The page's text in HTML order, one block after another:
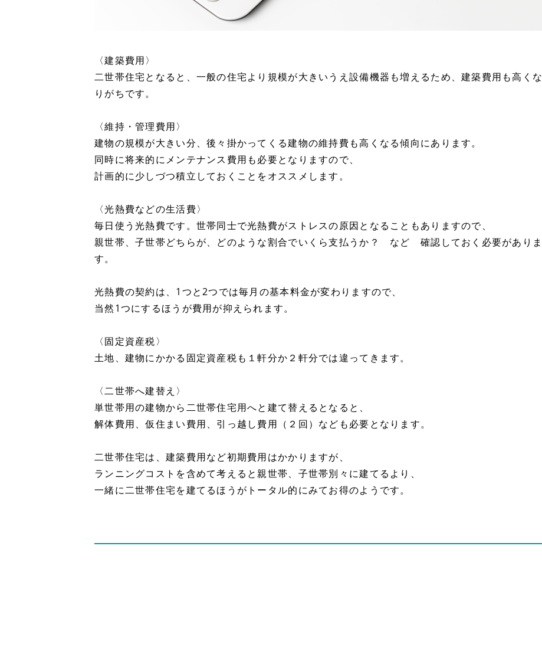
〈建築費用〉
二世帯住宅となると、一般の住宅より規模が大きいうえ設備機器も増えるため、建築費用も高くな
りがちです。
〈維持・管理費用〉
建物の規模が大きい分、後々掛かってくる建物の維持費も高くなる傾向にあります。
同時に将来的にメンテナンス費用も必要となりますので、
計画的に少しづつ積立しておくことをオススメします。
〈光熱費などの生活費〉
毎日使う光熱費です。世帯同士で光熱費がストレスの原因となることもありますので、
親世帯、子世帯どちらが、どのような割合でいくら支払うか？ など 確認しておく必要がありま
す。
光熱費の契約は、1つと2つでは毎月の基本料金が変わりますので、
当然1つにするほうが費用が抑えられます。
〈固定資産税〉
土地、建物にかかる固定資産税も１軒分か２軒分では違ってきます。
〈二世帯へ建替え〉
単世帯用の建物から二世帯住宅用へと建て替えるとなると、
解体費用、仮住まい費用、引っ越し費用（２回）なども必要となります。
二世帯住宅は、建築費用など初期費用はかかりますが、
ランニングコストを含めて考えると親世帯、子世帯別々に建てるより、
一緒に二世帯住宅を建てるほうがトータル的にみてお得のようです。